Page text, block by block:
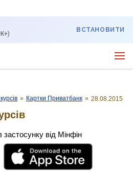
ВСТАНОВИТИ
» Картки Приватбанк » 28.08.2015
від Мінфін